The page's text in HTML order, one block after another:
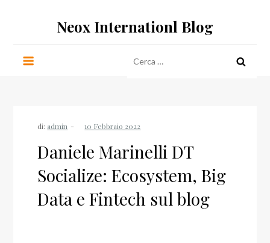
Neox Internationl Blog
per:
di: admin
Daniele Marinelli DT
Socialize: Ecosystem, Big
Data e Fintech sul blog